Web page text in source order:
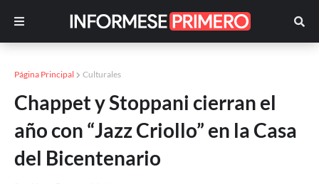
Página Principal Culturales
Chappet y Stoppani cierran el
año con “Jazz Criollo” en la Casa
del Bicentenario